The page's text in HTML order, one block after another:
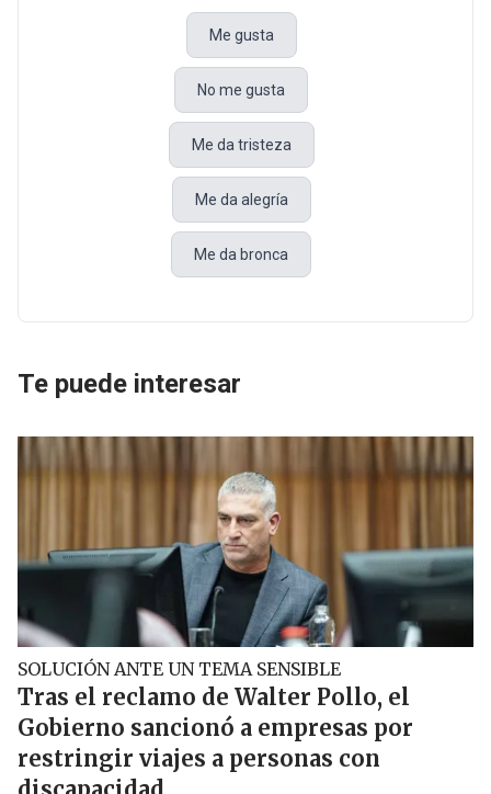
Me gusta
No me gusta
Me da tristeza
Me da alegría
Me da bronca
Te puede interesar
SOLUCIÓN ANTE UN TEMA SENSIBLE
Tras el reclamo de Walter Pollo, el
Gobierno sancionó a empresas por
restringir viajes a personas con